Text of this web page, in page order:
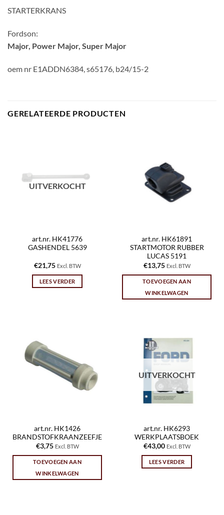
STARTERKRANS
Fordson:
Major, Power Major, Super Major
oem nr E1ADDN6384, s65176, b24/15-2
GERELATEERDE PRODUCTEN
UITVERKOCHT
art.nr. HK41776
GASHENDEL 5639
€21,75 Excl. BTW
LEES VERDER
art.nr. HK61891
STARTMOTOR RUBBER
LUCAS 5191
€13,75 Excl. BTW
TOEVOEGEN AAN
WINKELWAGEN
art.nr. HK1426
BRANDSTOFKRAANZEEFJE
€3,75 Excl. BTW
TOEVOEGEN AAN
WINKELWAGEN
UITVERKOCHT
art.nr. HK6293
WERKPLAATSBOEK
€43,00 Excl. BTW
LEES VERDER